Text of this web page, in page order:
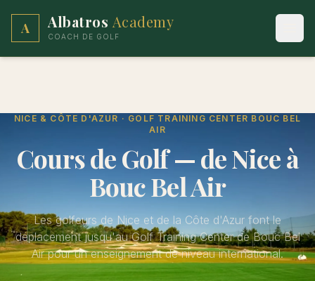
A Albatros Academy
COACH DE GOLF
NICE & CÔTE D'AZUR · GOLF TRAINING CENTER BOUC BEL
AIR
Cours de Golf — de Nice à
Bouc Bel Air
Les golfeurs de Nice et de la Côte d'Azur font le
déplacement jusqu'au Golf Training Center de Bouc Bel
Air pour un enseignement de niveau international.